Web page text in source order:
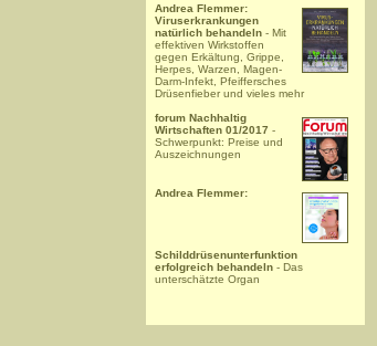
Andrea Flemmer:
Viruserkrankungen
natürlich behandeln - Mit
effektiven Wirkstoffen
gegen Erkältung, Grippe,
Herpes, Warzen, Magen-
Darm-Infekt, Pfeiffersches
Drüsenfieber und vieles mehr
forum Nachhaltig
Wirtschaften 01/2017 -
Schwerpunkt: Preise und
Auszeichnungen
Andrea Flemmer:
Schilddrüsenunterfunktion
erfolgreich behandeln - Das
unterschätzte Organ